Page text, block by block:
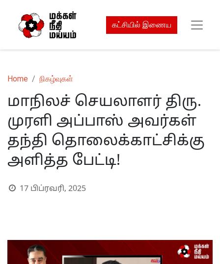
கட்சியில் இணைய
Home நிகழ்வுகள்
மாநிலச் செயலாளர் திரு.
முரளி அப்பாஸ் அவர்கள்
தந்தி தொலைக்காட்சிக்கு
அளித்த பேட்டி!
17 பிப்ரவரி, 2025